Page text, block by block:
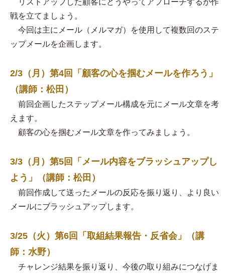
リストアップした顧客にどうやってアプローチするか作
戦を立てましょう。
今回は主にメール（メルマガ）を使用して複数回のステ
ップメールを企画します。
2/3（月）第4回「顧客の心を掴むメールを作ろう」
（講師：松田）
前回企画したステップメール構成を元にメール文章を考
えます。
顧客の心を掴むメール文章を作ってみましょう。
3/3（月）第5回「メール内容をブラッシュアップし
よう」（講師：松田）
前回作成して送ったメールの反応を振り返り、より良い
メールにブラッシュアップします。
3/25（火）第6回「取組結果報告・反省会」（講
師：水野）
チャレンジ結果を振り返り、今後の取り組みにつなげま